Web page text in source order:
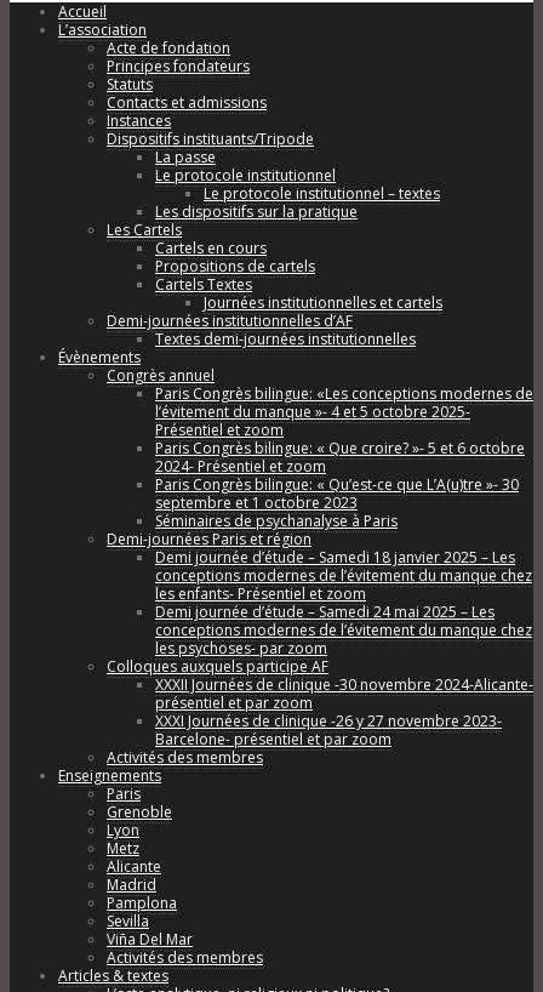
Accueil
L’association
Acte de fondation
Principes fondateurs
Statuts
Contacts et admissions
Instances
Dispositifs instituants/Tripode
La passe
Le protocole institutionnel
Le protocole institutionnel – textes
Les dispositifs sur la pratique
Les Cartels
Cartels en cours
Propositions de cartels
Cartels Textes
Journées institutionnelles et cartels
Demi-journées institutionnelles d’AF
Textes demi-journées institutionnelles
Évènements
Congrès annuel
Paris Congrès bilingue: «Les conceptions modernes de
l’évitement du manque »- 4 et 5 octobre 2025-
Présentiel et zoom
Paris Congrès bilingue: « Que croire? »- 5 et 6 octobre
2024- Présentiel et zoom
Paris Congrès bilingue: « Qu’est-ce que L’A(u)tre »- 30
septembre et 1 octobre 2023
Séminaires de psychanalyse à Paris
Demi-journées Paris et région
Demi journée d’étude – Samedi 18 janvier 2025 – Les
conceptions modernes de l’évitement du manque chez
les enfants- Présentiel et zoom
Demi journée d’étude – Samedi 24 mai 2025 – Les
conceptions modernes de l’évitement du manque chez
les psychoses- par zoom
Colloques auxquels participe AF
XXXII Journées de clinique -30 novembre 2024-Alicante-
présentiel et par zoom
XXXI Journées de clinique -26 y 27 novembre 2023-
Barcelone- présentiel et par zoom
Activités des membres
Enseignements
Paris
Grenoble
Lyon
Metz
Alicante
Madrid
Pamplona
Sevilla
Viña Del Mar
Activités des membres
Articles & textes